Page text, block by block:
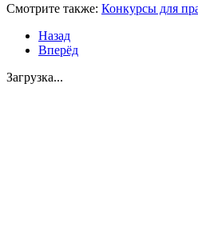
Смотрите также: Конкурсы для
Назад
Вперёд
Загрузка...